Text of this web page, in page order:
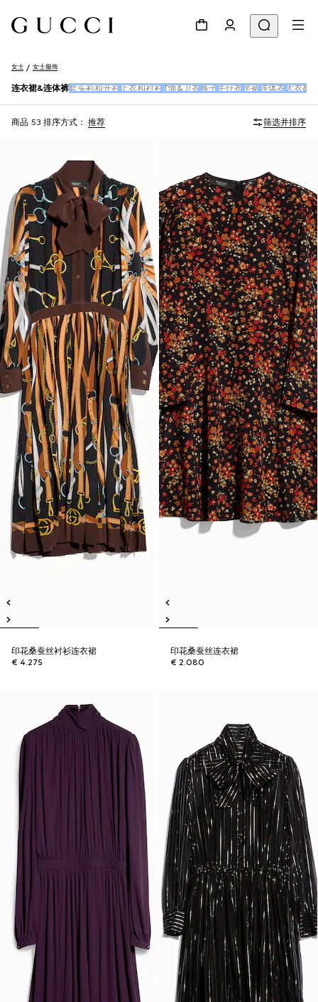
女士 女士服饰
连衣裙&连体裤 套头衫和开衫 上衣和衬衫 T恤&卫衣 裤子 牛仔布 半裙 连体衣 大衣&
商品 53 排序方式： 推荐 筛选并排序
印花桑蚕丝衬衫连衣裙
€ 4.275
印花桑蚕丝连衣裙
€ 2.080